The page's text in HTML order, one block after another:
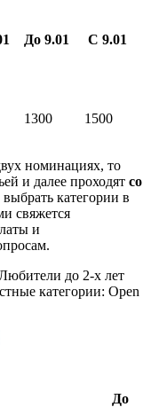
До 9.01 С 9.01
1300 1500
номинациях, то
и далее проходят со
категории в
свяжется
и
до 2-х лет
категории: Open
До